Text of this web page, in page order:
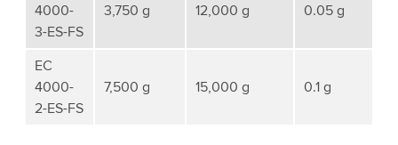
4000-
3-ES-FS
3,750 g 12,000 g 0.05 g
EC
4000-
2-ES-FS
7,500 g 15,000 g 0.1 g